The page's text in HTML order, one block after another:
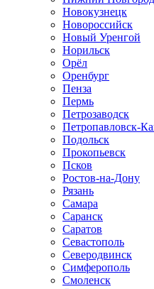
Новокузнецк
Новороссийск
Новый Уренгой
Норильск
Орёл
Оренбург
Пенза
Пермь
Петрозаводск
Петропавловск-
Подольск
Прокопьевск
Псков
Ростов-на-Дону
Рязань
Самара
Саранск
Саратов
Севастополь
Северодвинск
Симферополь
Смоленск